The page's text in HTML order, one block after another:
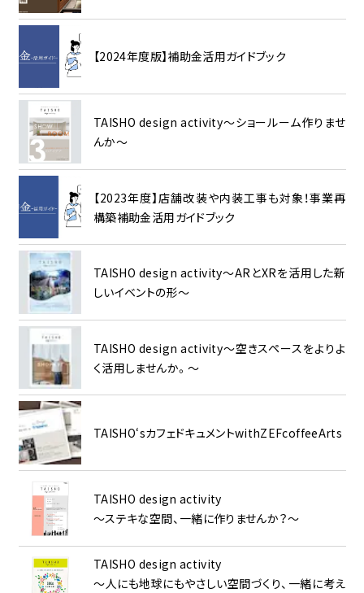
【2024年度版】補助金活用ガイドブック
TAISHO design activity～ショールーム作りませ
んか～
【2023年度】店舗改装や内装工事も対象！事業再
構築補助金活用ガイドブック
TAISHO design activity～ARとXRを活用した新
しいイベントの形～
TAISHO design activity～空きスペースをよりよ
く活用しませんか。～
TAISHO‘sカフェドキュメントwithZEFcoffeeArts
TAISHO design activity
～ステキな空間、一緒に作りませんか？～
TAISHO design activity
～人にも地球にもやさしい空間づくり、一緒に考え